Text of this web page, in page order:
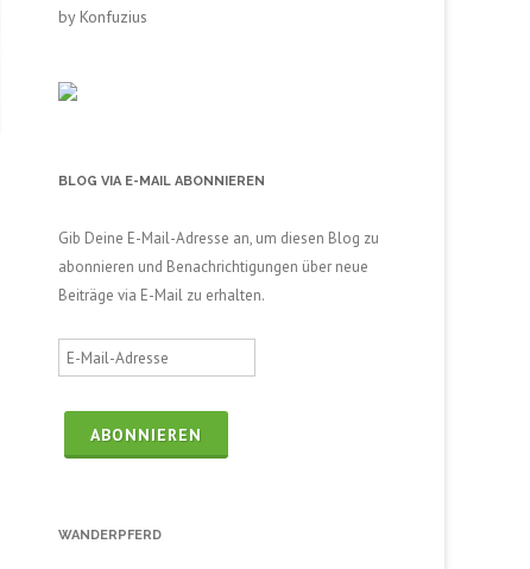
by Konfuzius
BLOG VIA E-MAIL ABONNIEREN
Gib Deine E-Mail-Adresse an, um diesen Blog zu
abonnieren und Benachrichtigungen über neue
Beiträge via E-Mail zu erhalten.
-
M
WANDERPFERD